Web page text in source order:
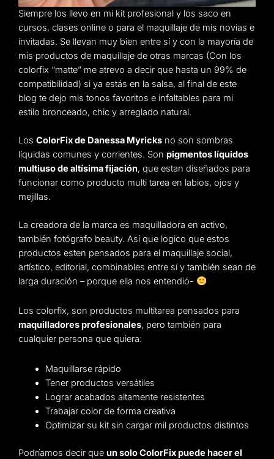
Siempre los llevo en mi kit profesional y los saco en
cursos, clases online o para el maquillaje de mis novias e
invitadas. Se llevan muy bien entre sí y con la mayoría de
mis productos de maquillaje de otras marcas (Con los
colorfix “matte” me atrevo a decir que hasta un 99% de
compatibilidad) si ya estás en la salsa, al final de este
blog te dejo mis tonos favoritos e infaltables para mi
estilo bronceado, chic y arreglado natural.
Los ColorFix de Danessa Myricks no son sombras
líquidas comunes y corrientes. Son pigmentos líquidos
multiuso de altísima fijación, que estan diseñados para
funcionar como producto multi tarea en labios, ojos y
mejillas.
La creadora de la marca es maquilladora en activo,
también fotógrafo beauty. Así que logico que estos
productos esten pensados para el maquillaje social,
artístico, editorial, combinables entre sí y también sean de
larga duración – porque ella nos entendió-
Los colorfix, son productos multitarea pensados para
maquilladores profesionales, pero también para
cualquier persona que quiera:
Maquillarse rápido
Tener productos versátiles
Lograr acabados altamente resistentes
Trabajar color de forma creativa
Optimizar su kit sin cargar mil productos distintos
Podríamos decir que un solo ColorFix puede hacer el